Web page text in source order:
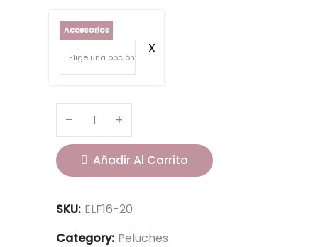
Accesorios
Añadir Al Carrito
SKU: ELF16-20
Category: Peluches